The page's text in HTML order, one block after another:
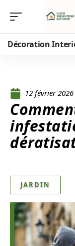
Décoration
12 février 2026
JARDIN